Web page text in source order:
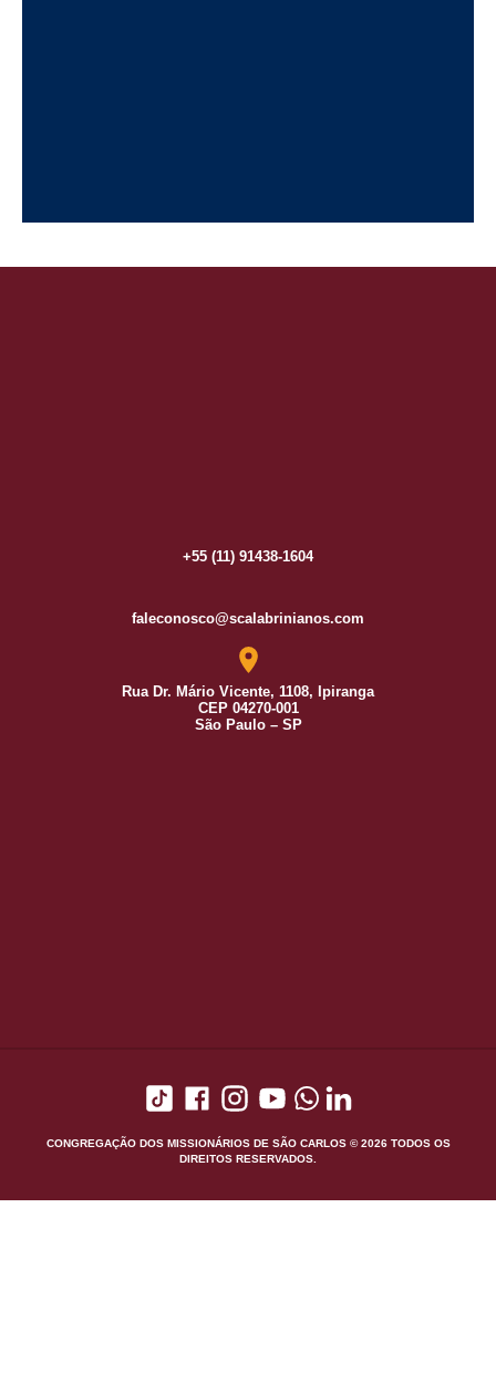
+55 (11) 91438-1604
faleconosco@scalabrinianos.com
Rua Dr. Mário Vicente, 1108, Ipiranga
CEP 04270-001
São Paulo – SP
CONGREGAÇÃO DOS MISSIONÁRIOS DE SÃO CARLOS © 2026 TODOS OS
DIREITOS RESERVADOS.